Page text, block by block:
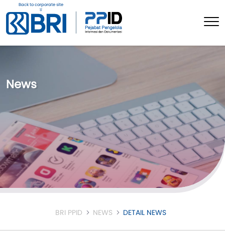
Back to corporate site
News
BRI PPID NEWS DETAIL NEWS